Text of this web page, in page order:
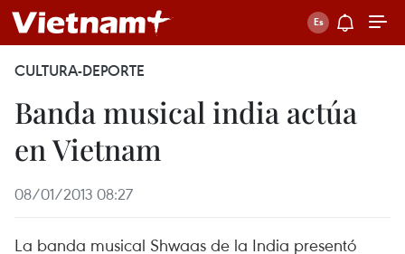
CULTURA-DEPORTE
Banda musical india actúa
en Vietnam
08/01/2013 08:27
La banda musical Shwaas de la India presentó